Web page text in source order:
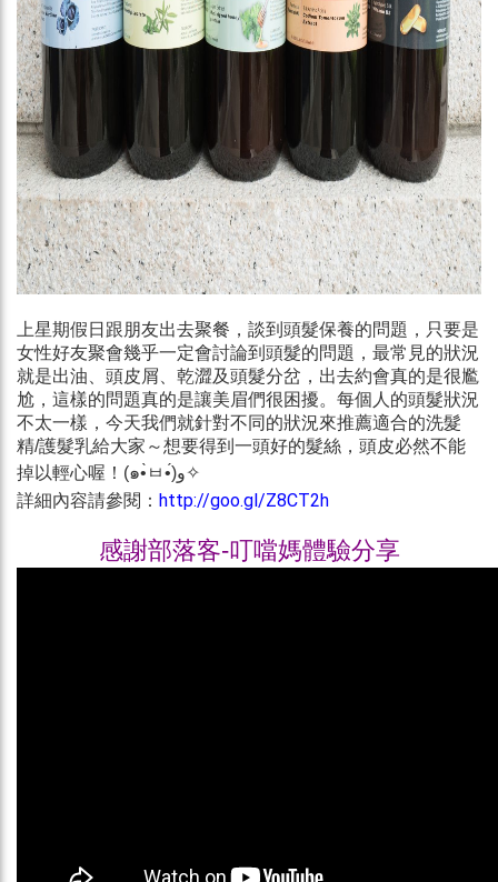
上星期假日跟朋友出去聚餐，談到頭髮保養的問題，只要是
女性好友聚會幾乎一定會討論到頭髮的問題，最常見的狀況
就是出油、頭皮屑、乾澀及頭髮分岔，出去約會真的是很尷
尬，這樣的問題真的是讓美眉們很困擾。每個人的頭髮狀況
不太一樣，今天我們就針對不同的狀況來推薦適合的洗髮
精/護髮乳給大家～想要得到一頭好的髮絲，頭皮必然不能
掉以輕心喔！(๑•̀ㅂ•́)و✧
詳細內容請參閱： http://goo.gl/Z8CT2h
感謝部落客-叮噹媽體驗分享